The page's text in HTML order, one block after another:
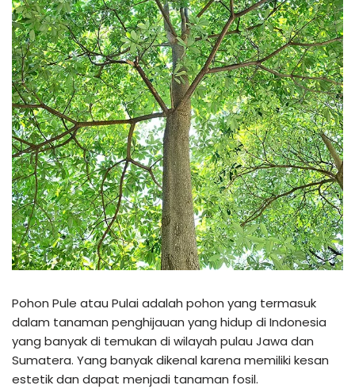
Pohon Pule atau Pulai adalah pohon yang termasuk
dalam tanaman penghijauan yang hidup di Indonesia
yang banyak di temukan di wilayah pulau Jawa dan
Sumatera. Yang banyak dikenal karena memiliki kesan
estetik dan dapat menjadi tanaman fosil.